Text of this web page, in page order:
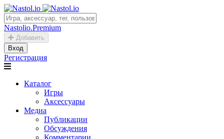
Nastolio.Premium
Добавить
Вход
Регистрация
Каталог
Игры
Аксессуары
Медиа
Публикации
Обсуждения
Комментарии